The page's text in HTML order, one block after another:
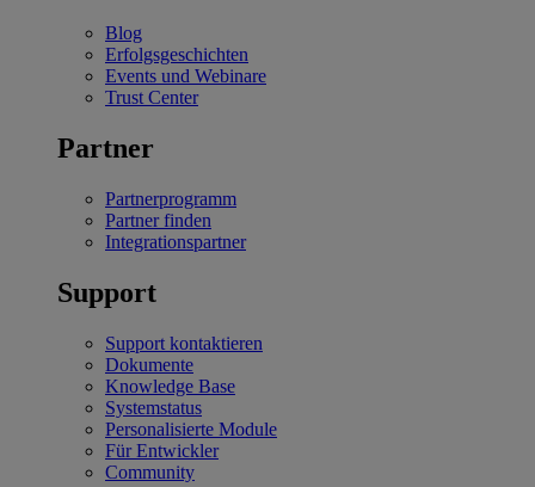
Blog
Erfolgsgeschichten
Events und Webinare
Trust Center
Partner
Partnerprogramm
Partner finden
Integrationspartner
Support
Support kontaktieren
Dokumente
Knowledge Base
Systemstatus
Personalisierte Module
Für Entwickler
Community